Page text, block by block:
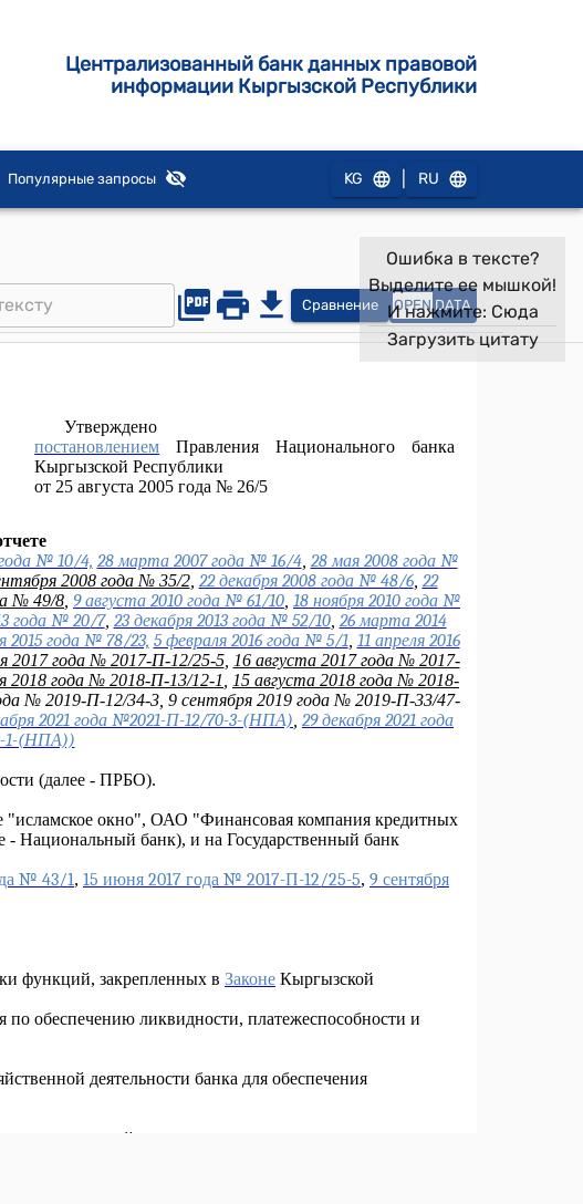
Централизованный банк данных правовой
информации Кыргызской Республики
Популярные запросы KG RU
Сравнение OPEN DATA
Ошибка в тексте?
Выделите ее мышкой!
И нажмите: Сюда
Загрузить цитату